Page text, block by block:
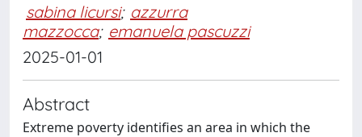
sabina licursi; azzurra
mazzocca; emanuela pascuzzi
2025-01-01
Abstract
Extreme poverty identifies an area in which the